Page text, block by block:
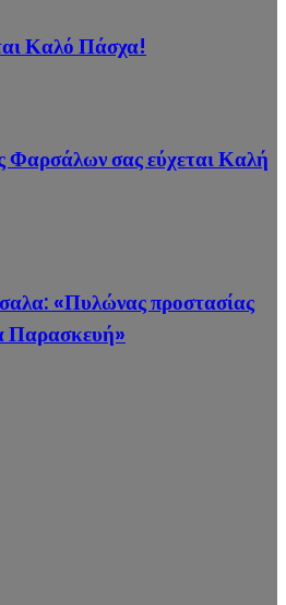
Καλό Πάσχα!
σας εύχεται Καλή
«Πυλώνας προστασίας
Παρασκευή»